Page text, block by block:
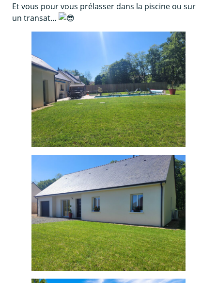
Et vous pour vous prélasser dans la piscine ou sur
un transat…